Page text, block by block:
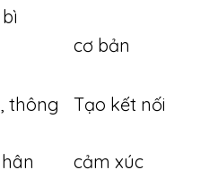
cơ bản
thông Tạo kết nối
cảm xúc